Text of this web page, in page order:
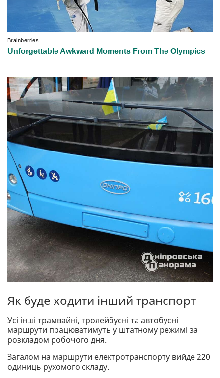
Як буде ходити інший транспорт
Усі інші трамвайні, тролейбусні та автобусні
маршрути працюватимуть у штатному режимі за
розкладом робочого дня.
Загалом на маршрути електротранспорту вийде 220
одиниць рухомого складу.